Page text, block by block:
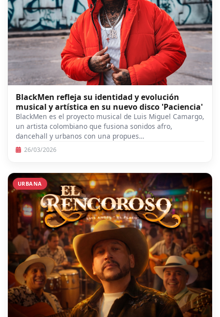
BlackMen refleja su identidad y evolución
musical y artística en su nuevo disco 'Paciencia'
BlackMen es el proyecto musical de Luis Miguel Camargo,
un artista colombiano que fusiona sonidos afro,
dancehall y urbanos con una propues…
26/03/2026
URBANA